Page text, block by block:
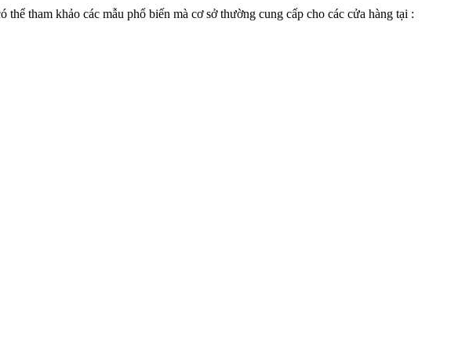
tham khảo các mẫu phổ biến mà cơ sở thường cung cấp cho các cửa hàng tại :